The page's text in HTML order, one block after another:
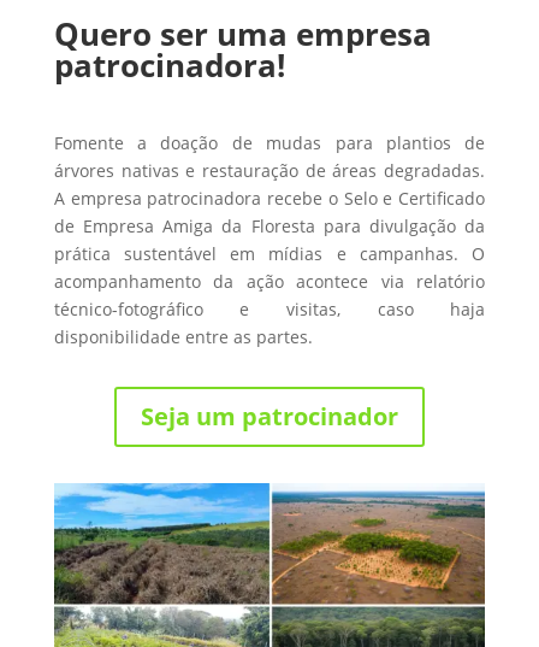
Quero ser uma empresa
patrocinadora!
Fomente a doação de mudas para plantios de
árvores nativas e restauração de áreas degradadas.
A empresa patrocinadora recebe o Selo e Certificado
de Empresa Amiga da Floresta para divulgação da
prática sustentável em mídias e campanhas. O
acompanhamento da ação acontece via relatório
técnico-fotográfico e visitas, caso haja
disponibilidade entre as partes.
Seja um patrocinador